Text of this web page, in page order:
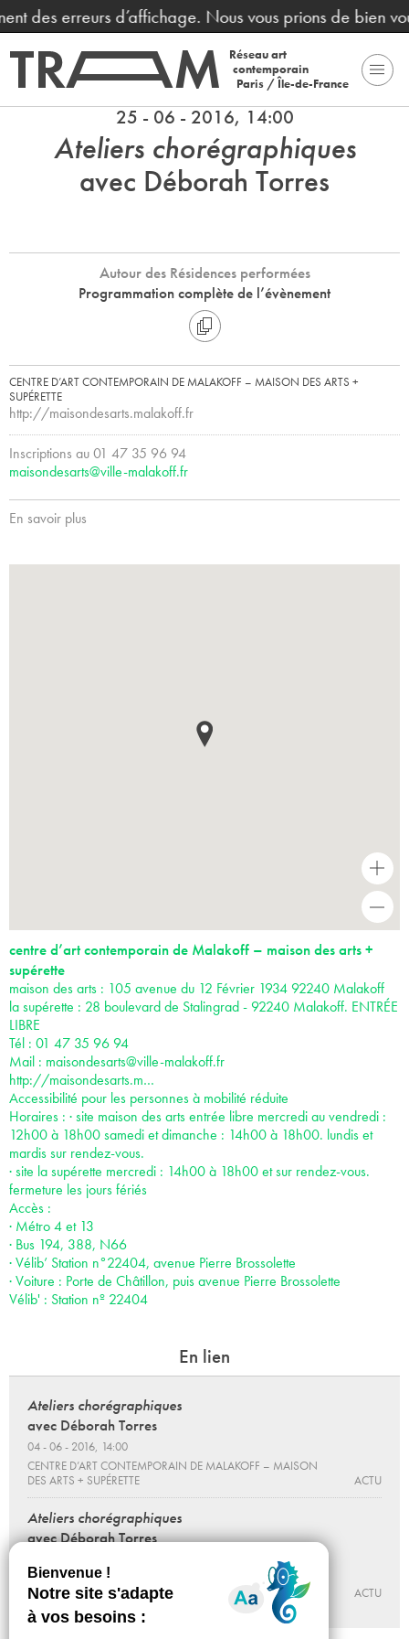
des erreurs d’affichage. Nous vous prions de bien
Réseau art
contemporain
Paris / Île-de-France
25 - 06 - 2016, 14:00
Ateliers chorégraphiques
avec Déborah Torres
Autour des Résidences performées
Programmation complète de l’évènement
CENTRE D’ART CONTEMPORAIN DE MALAKOFF – MAISON DES ARTS +
SUPÉRETTE
http://maisondesarts.malakoff.fr
Inscriptions au 01 47 35 96 94
maisondesarts@ville-malakoff.fr
En savoir plus
-
centre d’art contemporain de Malakoff – maison des arts +
supérette
maison des arts : 105 avenue du 12 Février 1934 92240 Malakoff
la supérette : 28 boulevard de Stalingrad - 92240 Malakoff. ENTRÉE
LIBRE
Tél : 01 47 35 96 94
Mail : maisondesarts@ville-malakoff.fr
http://maisondesarts.m…
Accessibilité pour les personnes à mobilité réduite
Horaires : · site maison des arts entrée libre mercredi au vendredi :
12h00 à 18h00 samedi et dimanche : 14h00 à 18h00. lundis et
mardis sur rendez-vous.
· site la supérette mercredi : 14h00 à 18h00 et sur rendez-vous.
fermeture les jours fériés
Accès :
· Métro 4 et 13
· Bus 194, 388, N66
· Vélib’ Station n°22404, avenue Pierre Brossolette
· Voiture : Porte de Châtillon, puis avenue Pierre Brossolette
Vélib' : Station nº 22404
En lien
Ateliers chorégraphiques
avec Déborah Torres
04 - 06 - 2016, 14:00
CENTRE D’ART CONTEMPORAIN DE MALAKOFF – MAISON
DES ARTS + SUPÉRETTE
ACTU
Ateliers chorégraphiques
avec Déborah Torres
CENTRE D’ART CONTEMPORAIN DE MALAKOFF – MAISON
DES ARTS + SUPÉRETTE
ACTU